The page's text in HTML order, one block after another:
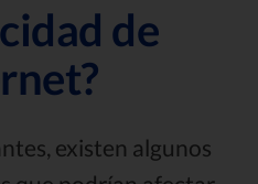
de
existen algunos